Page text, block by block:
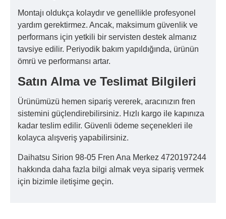
Montajı oldukça kolaydır ve genellikle profesyonel
yardım gerektirmez. Ancak, maksimum güvenlik ve
performans için yetkili bir servisten destek almanız
tavsiye edilir. Periyodik bakım yapıldığında, ürünün
ömrü ve performansı artar.
Satın Alma ve Teslimat Bilgileri
Ürünümüzü hemen sipariş vererek, aracınızın fren
sistemini güçlendirebilirsiniz. Hızlı kargo ile kapınıza
kadar teslim edilir. Güvenli ödeme seçenekleri ile
kolayca alışveriş yapabilirsiniz.
Daihatsu Sirion 98-05 Fren Ana Merkez 4720197244
hakkında daha fazla bilgi almak veya sipariş vermek
için bizimle iletişime geçin.